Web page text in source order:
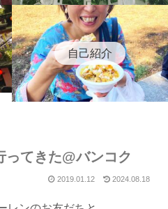
自己紹介
ってきた@バンコク
2019.01.12 2024.08.18